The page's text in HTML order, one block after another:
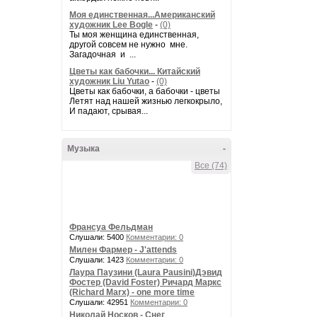
Моя единственная...Американский
художник Lee Bogle - (0)
Ты моя женщина единственная,
другой совсем не нужно мне.
Загадочная и ...
Цветы как бабочки... Китайский
художник Liu Yutao - (0)
Цветы как бабочки, а бабочки - цветы
Летят над нашей жизнью легкокрыло,
И падают, срывая...
-
Музыка
Все (74)
Франсуа Фельдман
Слушали: 5400 Комментарии: 0
Милен Фармер - J'attends
Слушали: 1423 Комментарии: 0
Лаура Паузини (Laura Pausini)Дэвид
Фостер (David Foster) Ричард Маркс
(Richard Marx) - one more time
Слушали: 42951 Комментарии: 0
Николай Носков - Снег